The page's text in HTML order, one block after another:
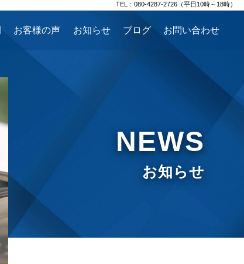
TEL：080-4287-2726（平日10時～18時）
お客様の声 お知らせ ブログ お問い合わせ
NEWS
お知らせ